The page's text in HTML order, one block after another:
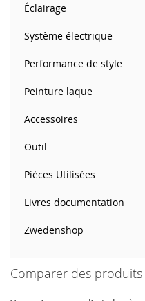
Éclairage
Système électrique
Performance de style
Peinture laque
Accessoires
Outil
Pièces Utilisées
Livres documentation
Zwedenshop
Comparer des produits